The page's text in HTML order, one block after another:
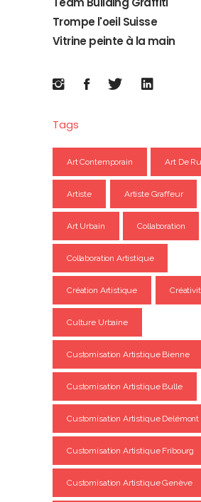
Trompe l'oeil Suisse
Vitrine peinte à la main
Tags
Art Contemporain Art De
Artiste Artiste Graffeur
Art Urbain Collaboration
Collaboration Artistique
Création Artistique
Culture Urbaine
Customisation Artistique Bienne
Customisation Artistique Bulle
Customisation Artistique Delémont
Customisation Artistique Fribourg
Customisation Artistique Genève